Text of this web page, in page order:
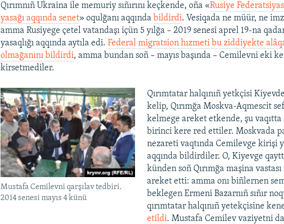
Qırımnıñ Ukraina ile memuriy sıñırını keçkende, oña «Rusiye
yasağı aqqında senet» oqulğanı aqqında bildirdi. Vesiqada ne müür, ne
amma Rusiyege çetel vatandaşı içün 5 yılğa – 2019 senesi aprel 19-na
yasaqlığı aqqında aytıla edi.Federal migratsion hızmeti bu ziddiyekte
olmağanını bildirdi, amma bundan soñ – mayıs başında – Cemilevni eki
kirsetmediler.
Mustafa Cemilevni qarşılav tedbiri.
2014 senesi mayıs 4 künü
Qırımtatar halqınıñ yetkçisi
kelip, Qırımğa Moskva-Aqmescit
kelmege areket etkende, şu
birinci kere red ettiler. Moskvada
nezareti vaqtında Cemilevge kirişi
aqqında bildirdiler. O, Kiyevge
künden soñ Qırımğa maşina
areket etti: amma onı biñlernen
beklegen Ermeni Bazarnıñ sıñır
qırımtatar halqınıñ yetekçisine
etildi. Mustafa Cemilev vaziyetni